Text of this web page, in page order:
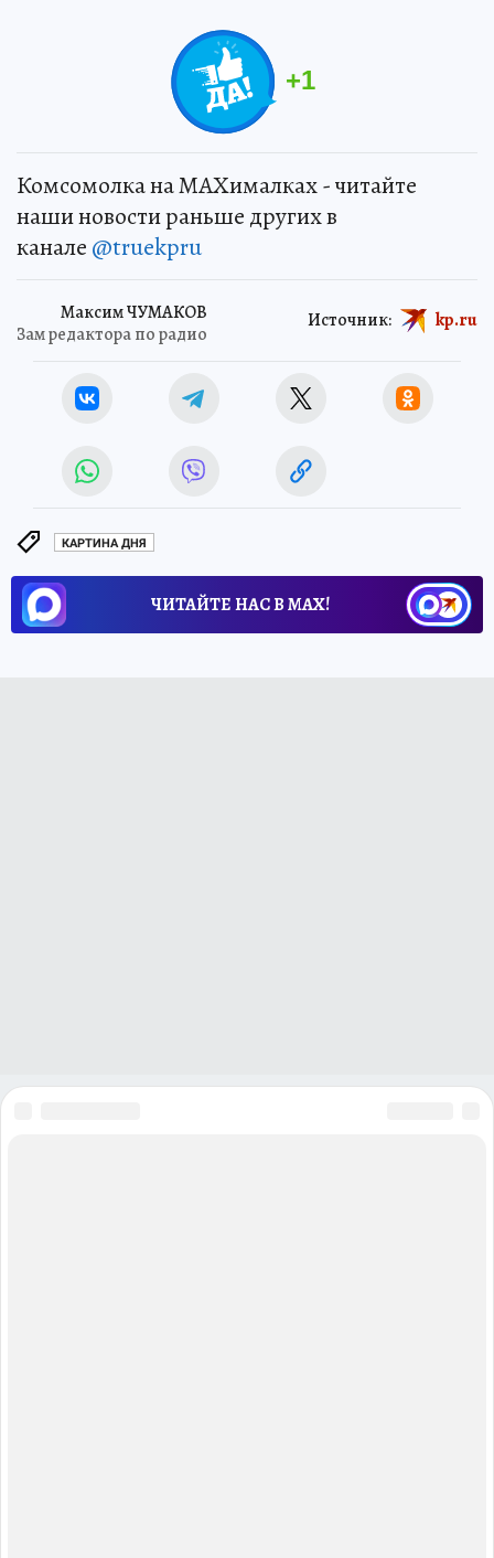
+1
Комсомолка на MAXималках - читайте
наши новости раньше других в
канале @truekpru
Максим ЧУМАКОВ
Зам редактора по радио
Источник: kp.ru
КАРТИНА ДНЯ
ЧИТАЙТЕ НАС В МАХ!